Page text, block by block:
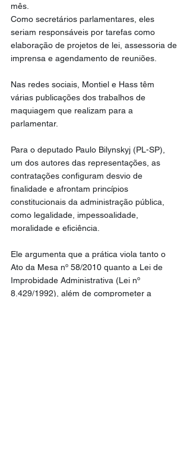
mês.
Como secretários parlamentares, eles
seriam responsáveis por tarefas como
elaboração de projetos de lei, assessoria de
imprensa e agendamento de reuniões.
Nas redes sociais, Montiel e Hass têm
várias publicações dos trabalhos de
maquiagem que realizam para a
parlamentar.
Para o deputado Paulo Bilynskyj (PL-SP),
um dos autores das representações, as
contratações configuram desvio de
finalidade e afrontam princípios
constitucionais da administração pública,
como legalidade, impessoalidade,
moralidade e eficiência.
Ele argumenta que a prática viola tanto o
Ato da Mesa nº 58/2010 quanto a Lei de
Improbidade Administrativa (Lei nº
8.429/1992), além de comprometer a